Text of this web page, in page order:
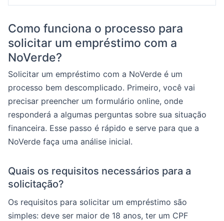
Como funciona o processo para
solicitar um empréstimo com a
NoVerde?
Solicitar um empréstimo com a NoVerde é um
processo bem descomplicado. Primeiro, você vai
precisar preencher um formulário online, onde
responderá a algumas perguntas sobre sua situação
financeira. Esse passo é rápido e serve para que a
NoVerde faça uma análise inicial.
Quais os requisitos necessários para a
solicitação?
Os requisitos para solicitar um empréstimo são
simples: deve ser maior de 18 anos, ter um CPF